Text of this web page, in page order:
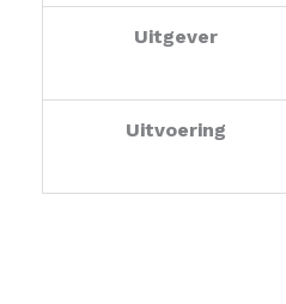
Uitgever
Uitvoering